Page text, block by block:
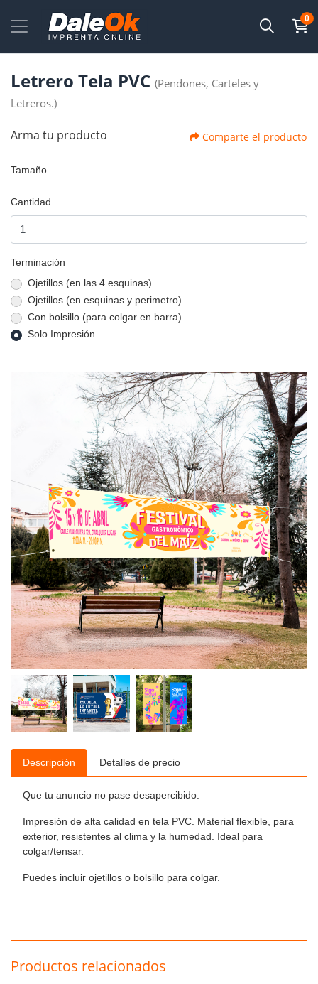
0
Letrero Tela PVC (Pendones, Carteles y
Letreros.)
Arma tu producto Comparte el producto
Tamaño
Cantidad
Terminación
Ojetillos (en las 4 esquinas)
Ojetillos (en esquinas y perimetro)
Con bolsillo (para colgar en barra)
Solo Impresión
Descripción Detalles de precio
Que tu anuncio no pase desapercibido.
Impresión de alta calidad en tela PVC. Material flexible, para
exterior, resistentes al clima y la humedad. Ideal para
colgar/tensar.
Puedes incluir ojetillos o bolsillo para colgar.
Productos relacionados